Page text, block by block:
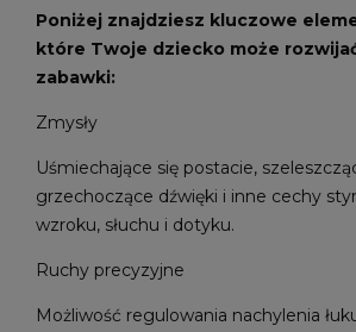
Poniżej znajdziesz kluczowe
które Twoje dziecko może
zabawki:
Zmysły
Uśmiechające się postacie,
grzechoczące dźwięki i inne cechy
wzroku, słuchu i dotyku.
Ruchy precyzyjne
Możliwość regulowania nachylenia